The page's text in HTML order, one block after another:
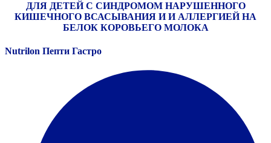
ДЛЯ ДЕТЕЙ С СИНДРОМОМ НАРУШЕННОГО
КИШЕЧНОГО ВСАСЫВАНИЯ И И АЛЛЕРГИЕЙ НА
БЕЛОК КОРОВЬЕГО МОЛОКА
Nutrilon Пепти Гастро